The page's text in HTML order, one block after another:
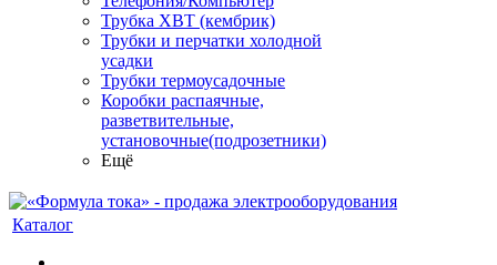
Трубка ХВТ (кембрик)
Трубки и перчатки холодной
усадки
Трубки термоусадочные
Коробки распаячные,
разветвительные,
установочные(подрозетники)
Ещё
Каталог